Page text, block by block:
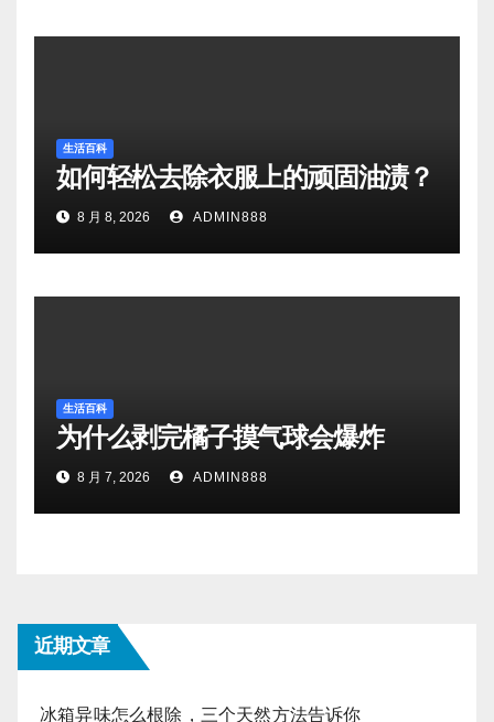
生活百科
如何轻松去除衣服上的顽固油渍？
8 月 8, 2026 ADMIN888
生活百科
为什么剥完橘子摸气球会爆炸
8 月 7, 2026 ADMIN888
近期文章
冰箱异味怎么根除，三个天然方法告诉你